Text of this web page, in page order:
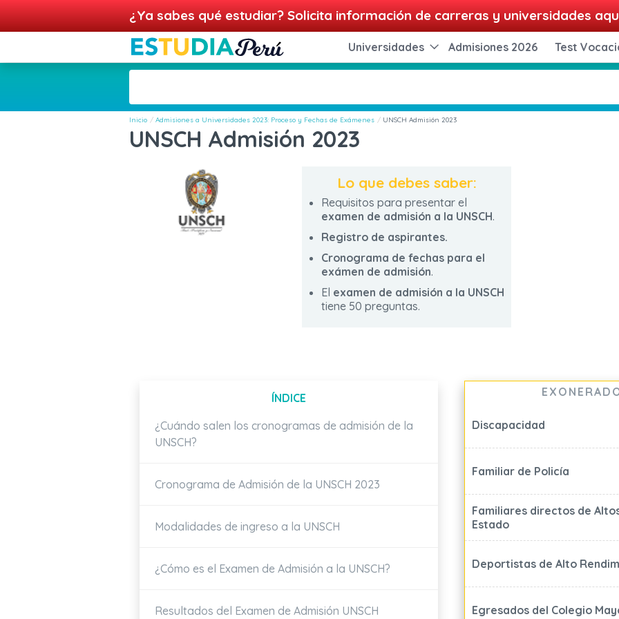
¿Ya sabes qué estudiar? Solicita información de carreras y universidades
Universidades Admisiones 2026 Test
Inicio Admisiones a Universidades 2023: Proceso y Fechas de Exámenes UNSCH Admisión 2023
UNSCH Admisión 2023
Lo que debes saber:
Requisitos para presentar el
examen de admisión a la UNSCH.
Registro de aspirantes.
Cronograma de fechas para el
exámen de admisión.
El examen de admisión a la UNSCH
tiene 50 preguntas.
ÍNDICE
¿Cuándo salen los cronogramas de admisión de la
UNSCH?
Cronograma de Admisión de la UNSCH 2023
Modalidades de ingreso a la UNSCH
¿Cómo es el Examen de Admisión a la UNSCH?
Resultados del Examen de Admisión UNSCH
Discapacidad
Familiar de Policía
Familiares directos de
Estado
Deportistas de Alto
Egresados del Colegio